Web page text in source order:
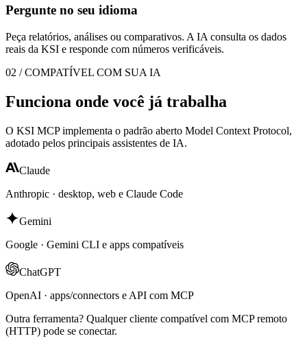
Pergunte no seu idioma
Peça relatórios, análises ou comparativos. A IA consulta os dados
reais da KSI e responde com números verificáveis.
02 / COMPATÍVEL COM SUA IA
Funciona onde você já trabalha
O KSI MCP implementa o padrão aberto Model Context Protocol,
adotado pelos principais assistentes de IA.
Claude
Anthropic · desktop, web e Claude Code
Gemini
Google · Gemini CLI e apps compatíveis
ChatGPT
OpenAI · apps/connectors e API com MCP
Outra ferramenta? Qualquer cliente compatível com MCP remoto
(HTTP) pode se conectar.